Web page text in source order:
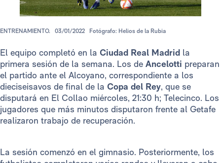
ENTRENAMIENTO. 03/01/2022 Fotógrafo: Helios de la Rubia
El equipo completó en la Ciudad Real Madrid la
primera sesión de la semana. Los de Ancelotti preparan
el partido ante el Alcoyano, correspondiente a los
dieciseisavos de final de la Copa del Rey, que se
disputará en El Collao miércoles, 21:30 h; Telecinco. Los
jugadores que más minutos disputaron frente al Getafe
realizaron trabajo de recuperación.
La sesión comenzó en el gimnasio. Posteriormente, los